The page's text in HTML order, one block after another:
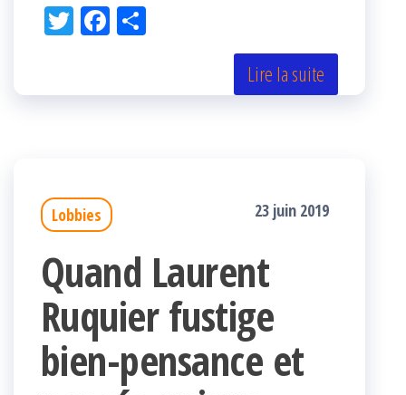
Tw Fac
k r
Lire la suite
Lobbies 23 juin 2019
Quand Laurent
Ruquier fustige
bien-pensance et